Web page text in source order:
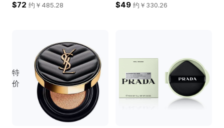
$72 约￥ 485.28 $49 约￥ 330.26
特
价